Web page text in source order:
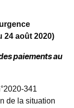
24 août 2020)
paiements au
341
de la situation